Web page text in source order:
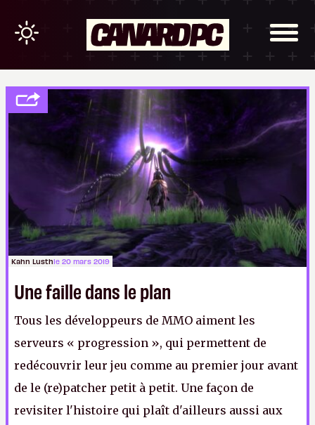
Kahn Lusthle 20 mars 2019
Une faille dans le plan
Tous les développeurs de MMO aiment les
serveurs « progression », qui permettent de
redécouvrir leur jeu comme au premier jour avant
de le (re)patcher petit à petit. Une façon de
revisiter l'histoire qui plaît d'ailleurs aussi aux